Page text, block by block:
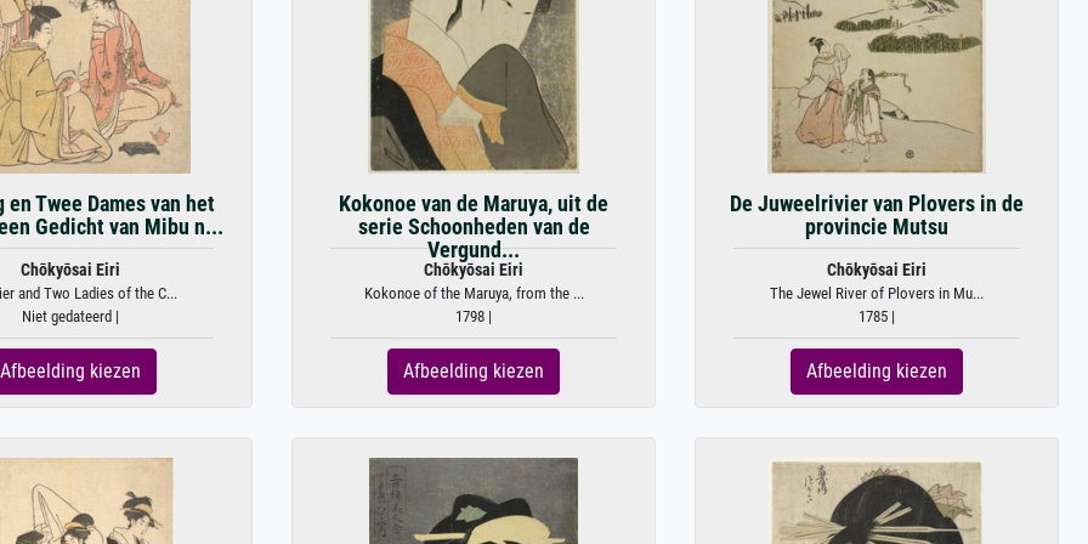
en Twee Dames van het
Gedicht van Mibu n...
Chōkyōsai Eiri
and Two Ladies of the C...
Niet gedateerd |
Afbeelding kiezen
Kokonoe van de Maruya, uit de
serie Schoonheden van de
Vergund...
Chōkyōsai Eiri
Kokonoe of the Maruya, from the ...
1798 |
Afbeelding kiezen
De Juweelrivier van Plovers in de
provincie Mutsu
Chōkyōsai Eiri
The Jewel River of Plovers in Mu...
1785 |
Afbeelding kiezen